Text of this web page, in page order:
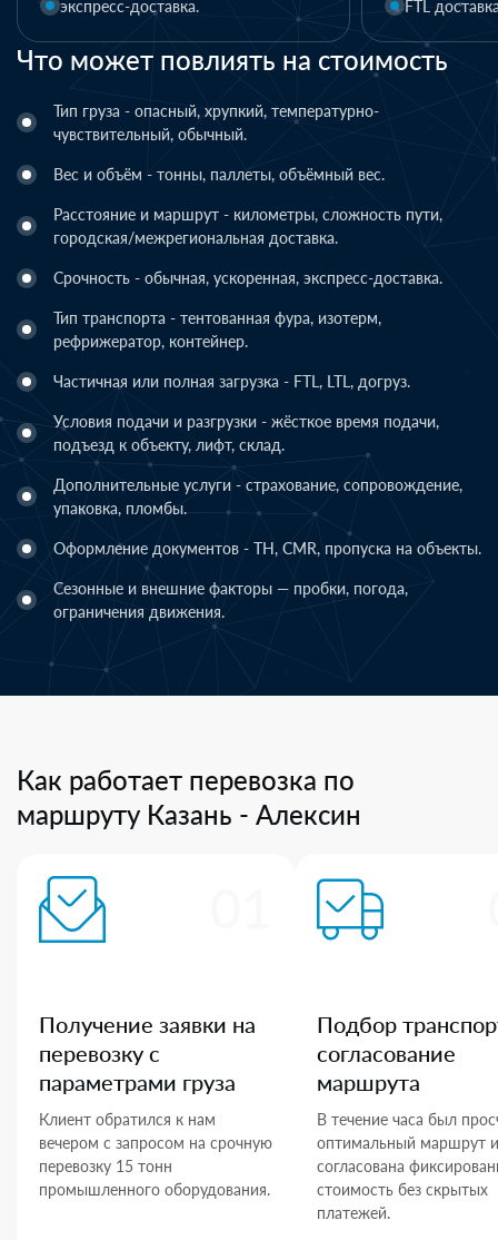
Что может повлиять на стоимость
Тип груза - опасный, хрупкий, температурно-
чувствительный, обычный.
Вес и объём - тонны, паллеты, объёмный вес.
Расстояние и маршрут - километры, сложность пути,
городская/межрегиональная доставка.
Срочность - обычная, ускоренная, экспресс-доставка.
Тип транспорта - тентованная фура, изотерм,
рефрижератор, контейнер.
Частичная или полная загрузка - FTL, LTL, догруз.
Условия подачи и разгрузки - жёсткое время подачи,
подъезд к объекту, лифт, склад.
Дополнительные услуги - страхование, сопровождение,
упаковка, пломбы.
Оформление документов - ТН, CMR, пропуска на объекты.
Сезонные и внешние факторы — пробки, погода,
ограничения движения.
FTL доставка LTL
Как работает перевозка по
маршруту Казань - Алексин
Получение заявки на
перевозку с
параметрами груза
Клиент обратился к нам
вечером с запросом на срочную
перевозку 15 тонн
промышленного оборудования.
Подбор
согласование
маршрута
В течение часа был
оптимальный маршрут и
согласована
стоимость без скрытых
платежей.